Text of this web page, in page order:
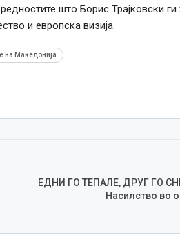
што Борис Трајковски
и европска визија.
на Македонија
ЕДНИ ГО ТЕПАЛЕ, ДРУГ ГО
Насилство во